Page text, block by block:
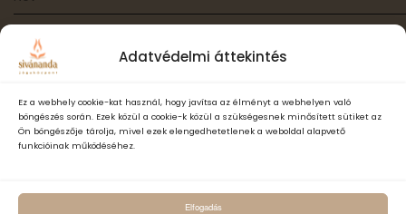
Adatvédelmi áttekintés
Ez a webhely cookie-kat használ, hogy javítsa az élményt a webhelyen való
böngészés során. Ezek közül a cookie-k közül a szükségesnek minősített sütiket az
Ön böngészője tárolja, mivel ezek elengedhetetlenek a weboldal alapvető
funkcióinak működéséhez.
Elfogadás
Elfogadom a Sivánanda Jógaközpont Adatvédelmi- és
szabályzatát és hozzájárulok, hogy számomra hírlevelet küldjenek,
adataimat hírlevélküldés céljából kezeljék.
Feliratkozás